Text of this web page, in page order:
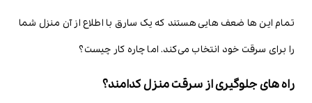
تمام این ها ضعف هایی هستند که یک سارق با اطلاع از آن منزل شما
را برای سرقت خود انتخاب می‌کند. اما چاره کار چیست؟
راه های جلوگیری از سرقت منزل کدامند؟